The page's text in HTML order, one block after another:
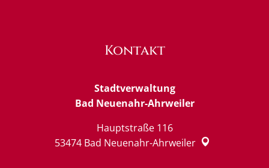
Kontakt
Stadtverwaltung
Bad Neuenahr-Ahrweiler
Hauptstraße 116
53474 Bad Neuenahr-Ahrweiler